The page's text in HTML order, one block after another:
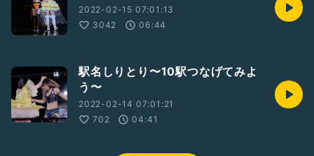
2022-02-15 07:01:13
3042
06:44
駅名しりとり〜10駅つなげてみよ
う〜
2022-02-14 07:01:21
702
04:41